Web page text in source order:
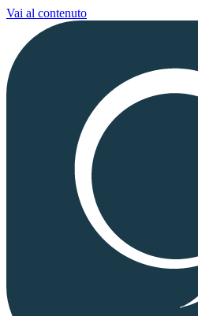
Vai al contenuto